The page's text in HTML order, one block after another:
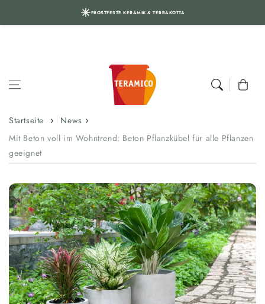
FROSTFESTE KERAMIK & TERRAKOTTA
Zum Inhalt
Startseite
News
Mit Beton voll im Wohntrend: Beton Pflanzkübel für alle Pflanzen
geeignet